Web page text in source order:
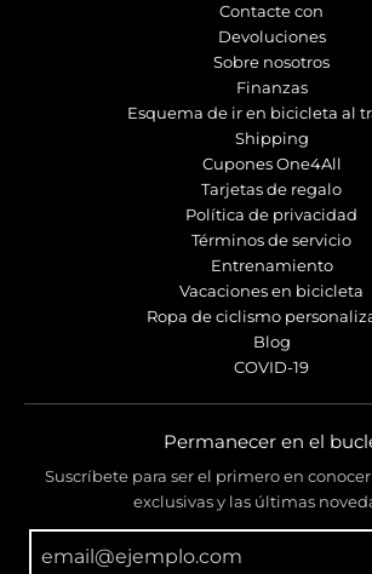
Contacte con
Devoluciones
Sobre nosotros
Finanzas
Esquema de ir en bicicleta al
Shipping
Cupones One4All
Tarjetas de regalo
Política de privacidad
Términos de servicio
Entrenamiento
Vacaciones en bicicleta
Ropa de ciclismo
Blog
COVID-19
Permanecer en el
Suscríbete para ser el primero en
exclusivas y las últimas